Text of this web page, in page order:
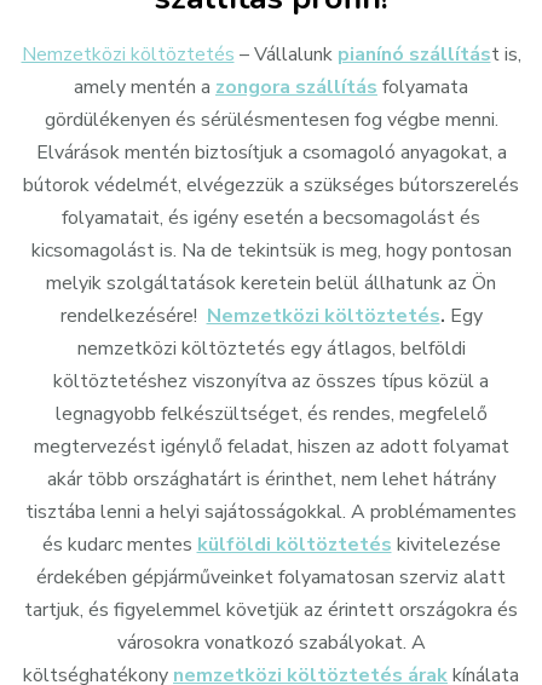
Nemzetközi költöztetés – Vállalunk pianínó szállítást is,
amely mentén a zongora szállítás folyamata
gördülékenyen és sérülésmentesen fog végbe menni.
Elvárások mentén biztosítjuk a csomagoló anyagokat, a
bútorok védelmét, elvégezzük a szükséges bútorszerelés
folyamatait, és igény esetén a becsomagolást és
kicsomagolást is. Na de tekintsük is meg, hogy pontosan
melyik szolgáltatások keretein belül állhatunk az Ön
rendelkezésére! Nemzetközi költöztetés. Egy
nemzetközi költöztetés egy átlagos, belföldi
költöztetéshez viszonyítva az összes típus közül a
legnagyobb felkészültséget, és rendes, megfelelő
megtervezést igénylő feladat, hiszen az adott folyamat
akár több országhatárt is érinthet, nem lehet hátrány
tisztába lenni a helyi sajátosságokkal. A problémamentes
és kudarc mentes külföldi költöztetés kivitelezése
érdekében gépjárműveinket folyamatosan szerviz alatt
tartjuk, és figyelemmel követjük az érintett országokra és
városokra vonatkozó szabályokat. A
költséghatékony nemzetközi költöztetés árakkínálata